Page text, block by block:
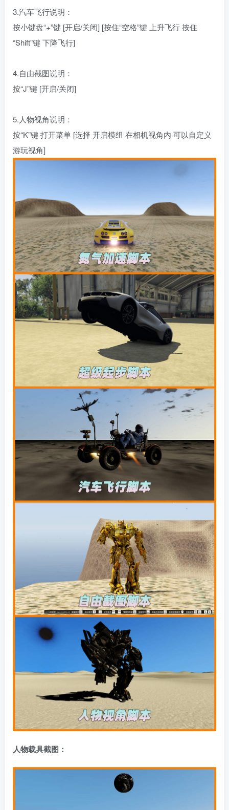
3.汽车飞行说明：
按小键盘“+”键 [开启/关闭] [按住“空格”键 上升飞行 按住
“Shift”键 下降飞行]
4.自由截图说明：
按“J”键 [开启/关闭]
5.人物视角说明：
按“K”键 打开菜单 [选择 开启模组 在相机视角内 可以自定义
游玩视角]
人物载具截图：